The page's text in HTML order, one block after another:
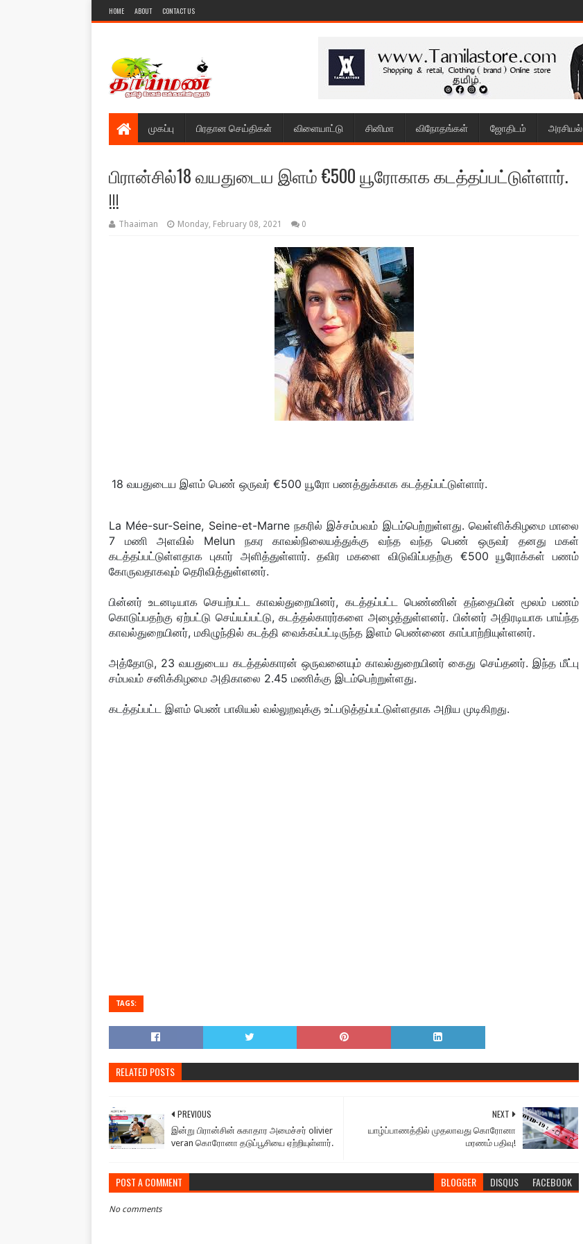
HOME ABOUT CONTACT US
முகப்பு பிரதான செய்திகள் விளையாட்டு சினிமா விநோதங்கள் ஜோதிடம் அரசியல்
பிரான்சில்18 வயதுடைய இளம் €500 யூரோகாக கடத்தப்பட்டுள்ளார்.
!!!
Thaaiman Monday, February 08, 2021 0
18 வயதுடைய இளம் பெண் ஒருவர் €500 யூரோ பணத்துக்காக கடத்தப்பட்டுள்ளார்.
La Mée-sur-Seine, Seine-et-Marne நகரில் இச்சம்பவம் இடம்பெற்றுள்ளது. வெள்ளிக்கிழமை மாலை
7 மணி அளவில் Melun நகர காவல்நிலையத்துக்கு வந்த வந்த பெண் ஒருவர் தனது மகள்
கடத்தப்பட்டுள்ளதாக புகார் அளித்துள்ளார். தவிர மகளை விடுவிப்பதற்கு €500 யூரோக்கள் பணம்
கோருவதாகவும் தெரிவித்துள்ளனர்.
பின்னர் உடனடியாக செயற்பட்ட காவல்துறையினர், கடத்தப்பட்ட பெண்ணின் தந்தையின் மூலம் பணம்
கொடுப்பதற்கு ஏற்பட்டு செய்யப்பட்டு, கடத்தல்காரர்களை அழைத்துள்ளனர். பின்னர் அதிரடியாக பாய்ந்த
காவல்துறையினர், மகிழுந்தில் கடத்தி வைக்கப்பட்டிருந்த இளம் பெண்ணை காப்பாற்றியுள்ளனர்.
அத்தோடு, 23 வயதுடைய கடத்தல்காரன் ஒருவனையும் காவல்துறையினர் கைது செய்தனர். இந்த மீட்பு
சம்பவம் சனிக்கிழமை அதிகாலை 2.45 மணிக்கு இடம்பெற்றுள்ளது.
கடத்தப்பட்ட இளம் பெண் பாலியல் வல்லுறவுக்கு உட்படுத்தப்பட்டுள்ளதாக அறிய முடிகிறது.
TAGS:
RELATED POSTS
NEXT
யாழ்ப்பாணத்தில் முதலாவது கொரோனா
மரணம் பதிவு!
PREVIOUS
இன்று பிரான்சின் சுகாதார அமைச்சர் olivier
veran கொரோனா தடுப்பூசியை ஏற்றியுள்ளார்.
POST A COMMENT BLOGGER DISQUS FACEBOOK
No comments